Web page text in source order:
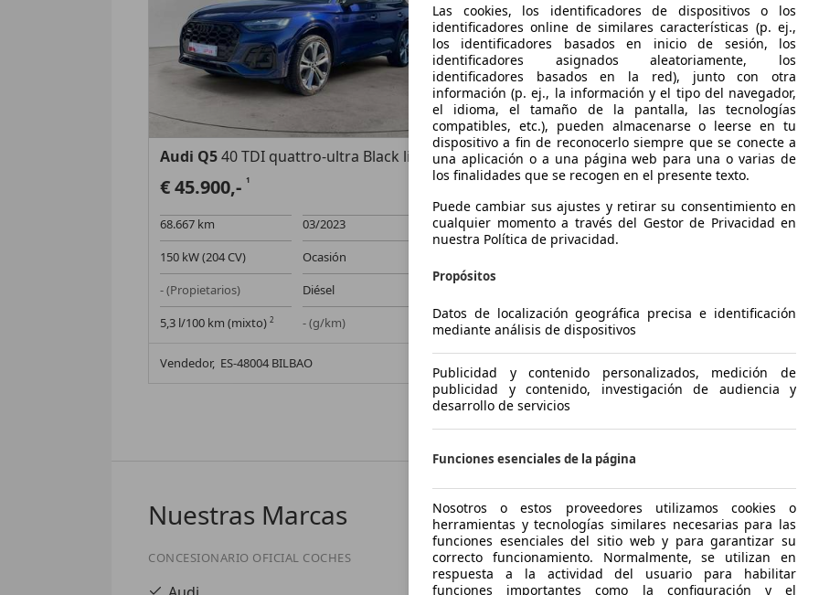
Audi Q540 TDI quattro-ultra Black line S tronic 150kW
€ 45.900,-1
68.667 km
03/2023
150 kW (204 CV)
Ocasión
- (Propietarios)
Diésel
5,3 l/100 km (mixto)2 - (g/km)
Vendedor, ES-48004 BILBAO
Audi Q5 e-hybrid Black line quattro S tronic 220kW
€ 66.900,-
16.000 km
09/2025
- (l/100 km)
- (g/km)
-
- (l/
Mostrar todas las últimas ofertas
Nuestras Marcas
CONCESIONARIO OFICIAL COCHES
Las cookies, los identificadores de dispositivos o los
identificadores online de similares características (p. ej.,
los identificadores basados en inicio de sesión, los
identificadores asignados aleatoriamente, los
identificadores basados en la red), junto con otra
información (p. ej., la información y el tipo del navegador,
el idioma, el tamaño de la pantalla, las tecnologías
compatibles, etc.), pueden almacenarse o leerse en tu
dispositivo a fin de reconocerlo siempre que se conecte a
una aplicación o a una página web para una o varias de
los finalidades que se recogen en el presente texto.
Puede cambiar sus ajustes y retirar su consentimiento en
cualquier momento a través del Gestor de Privacidad en
nuestra Política de privacidad.
Propósitos
Datos de localización geográfica precisa e identificación
mediante análisis de dispositivos
Publicidad y contenido personalizados, medición de
publicidad y contenido, investigación de audiencia y
desarrollo de servicios
Funciones esenciales de la página
Nosotros o estos proveedores utilizamos cookies o
herramientas y tecnologías similares necesarias para las
funciones esenciales del sitio web y para garantizar su
correcto funcionamiento. Normalmente, se utilizan en
respuesta a la actividad del usuario para habilitar
funciones importantes como la configuración y el